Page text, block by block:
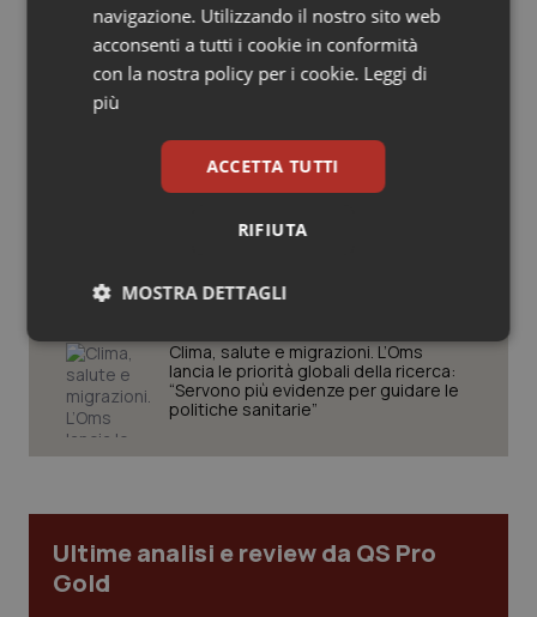
Salute orale & impianti
Sangue & coagulazione
Tumore ovarico
Tumori del Polmone & Testa Collo
Tumori gastrointestinali
Ulcera & Reflusso
Senza scelte coraggiose il Ssn rischia
di restare universale solo sulla carta.
Manovra e non solo, ecco le sfide che
attendono la sanità in autunno
2024. Più assunzioni che
pensionamenti, ma il personale resta
Teleradiologia, Agenas apre la
Clima, salute e migrazioni. L’Oms
lancia le priorità globali della ricerca:
“Servono più evidenze per guidare le
politiche sanitarie”
Ultime analisi e review da QS Pro
Gold
navigazione. Utilizzando il nostro sito web
acconsenti a tutti i cookie in conformità
con la nostra policy per i cookie. Leggi di
più
ACCETTA TUTTI
RIFIUTA
MOSTRA DETTAGLI
Necessari Statistici Marketing
Necessari Statistici Marketing
I cookie necessari contribuiscono a rendere fruibile il
sito web abilitandone funzionalità di base quali la
navigazione sulle pagine e l'accesso alle aree